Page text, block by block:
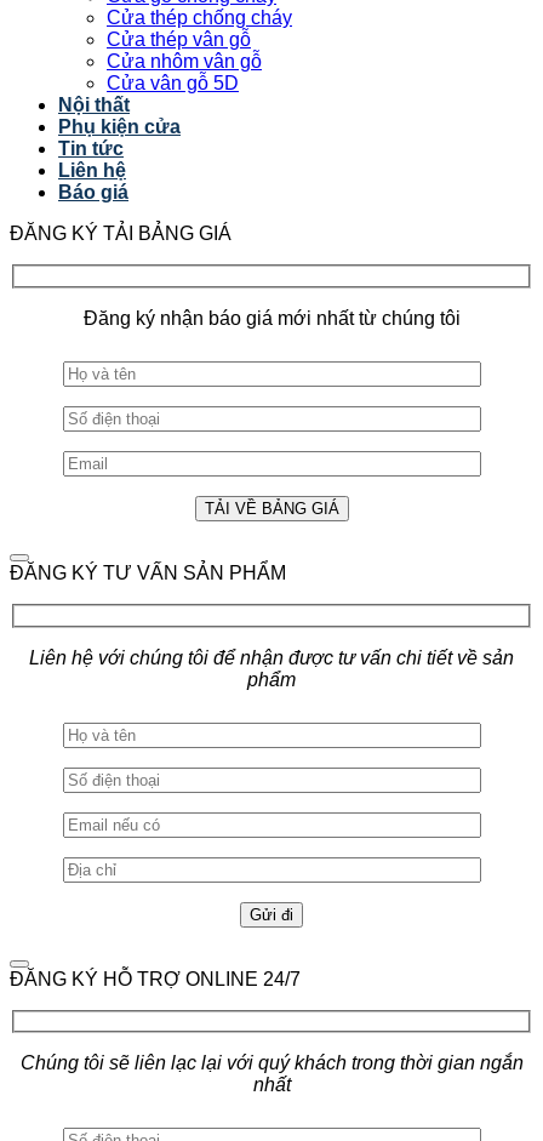
Cửa thép chống cháy
Cửa thép vân gỗ
Cửa nhôm vân gỗ
Cửa vân gỗ 5D
Nội thất
Phụ kiện cửa
Tin tức
Liên hệ
Báo giá
ĐĂNG KÝ TẢI BẢNG GIÁ
Đăng ký nhận báo giá mới nhất từ chúng tôi
ĐĂNG KÝ TƯ VẤN SẢN PHẨM
Liên hệ với chúng tôi để nhận được tư vấn chi tiết về sản
phẩm
ĐĂNG KÝ HỖ TRỢ ONLINE 24/7
Chúng tôi sẽ liên lạc lại với quý khách trong thời gian ngắn
nhất